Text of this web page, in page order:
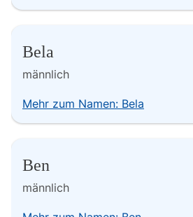
Bela
männlich
Mehr zum Namen: Bela
Ben
männlich